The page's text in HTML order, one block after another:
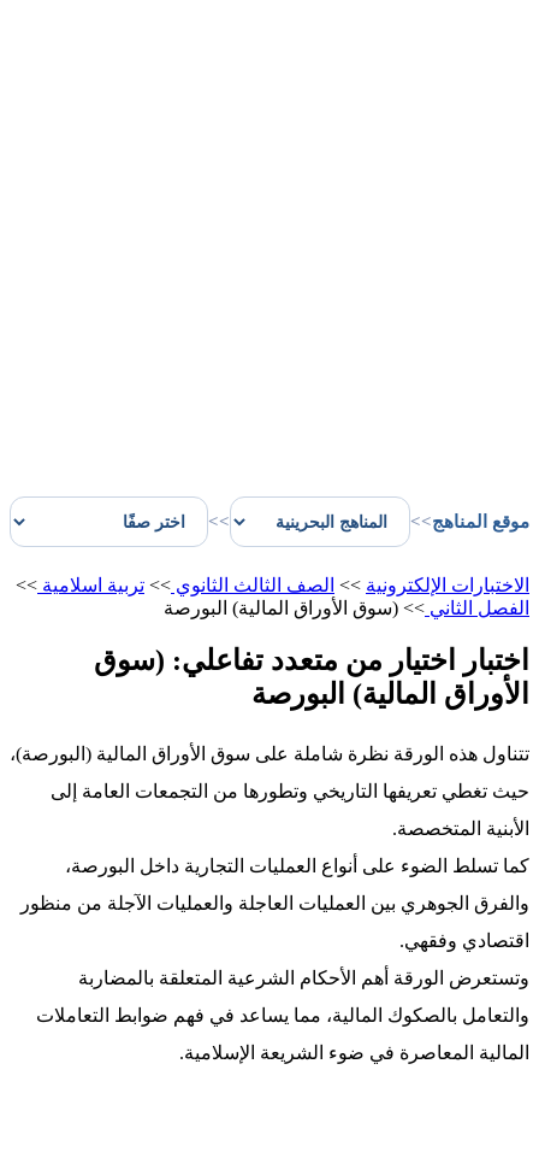
موقع المناهج>>
>>
الاختبارات الإلكترونية >> الصف الثالث الثانوي >> تربية اسلامية >>
الفصل الثاني >> (سوق الأوراق المالية) البورصة
اختبار اختيار من متعدد تفاعلي: (سوق
الأوراق المالية) البورصة
تتناول هذه الورقة نظرة شاملة على سوق الأوراق المالية (البورصة)،
حيث تغطي تعريفها التاريخي وتطورها من التجمعات العامة إلى
الأبنية المتخصصة.
كما تسلط الضوء على أنواع العمليات التجارية داخل البورصة،
والفرق الجوهري بين العمليات العاجلة والعمليات الآجلة من منظور
اقتصادي وفقهي.
وتستعرض الورقة أهم الأحكام الشرعية المتعلقة بالمضاربة
والتعامل بالصكوك المالية، مما يساعد في فهم ضوابط التعاملات
المالية المعاصرة في ضوء الشريعة الإسلامية.